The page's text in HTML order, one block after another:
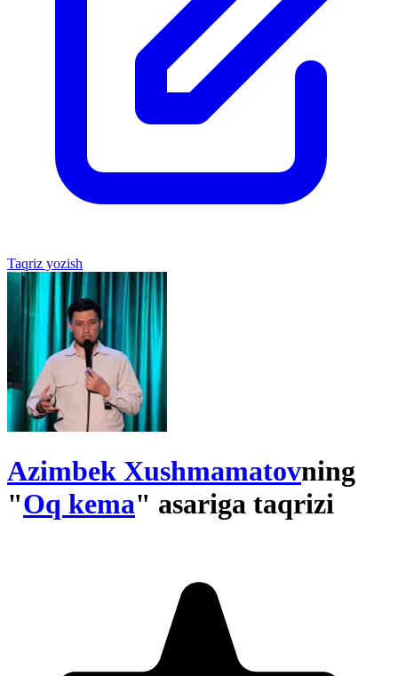
Taqriz yozish
Azimbek Xushmamatovning
"Oq kema" asariga taqrizi